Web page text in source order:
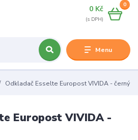
Menu
0
0 Kč
Odkladač Esselte Europost VIVIDA - černý
Europost VIVIDA -